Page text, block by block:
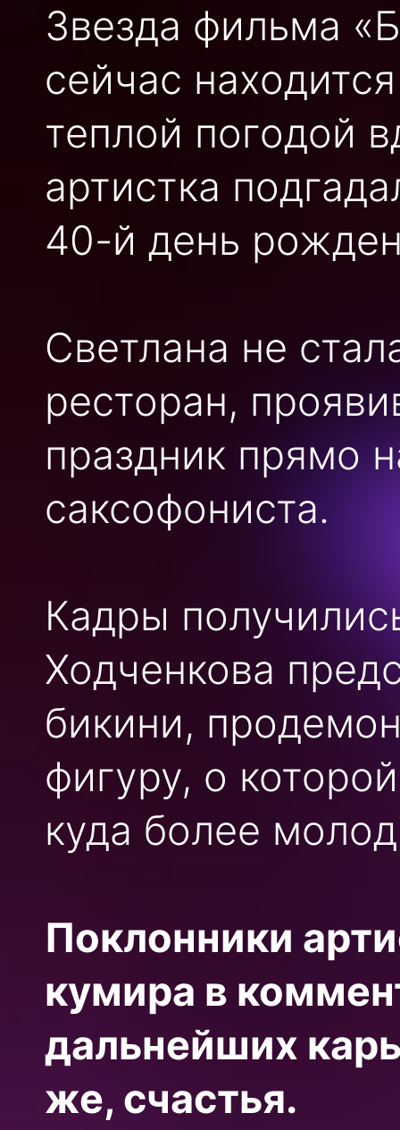
Звезда фильма
сейчас
теплой погодой
артистка
40-й день
Светлана не
ресторан,
праздник прямо
саксофониста.
Кадры
Ходченкова
бикини,
фигуру, о
куда более
Поклонники
кумира в
дальнейших
же, счастья.